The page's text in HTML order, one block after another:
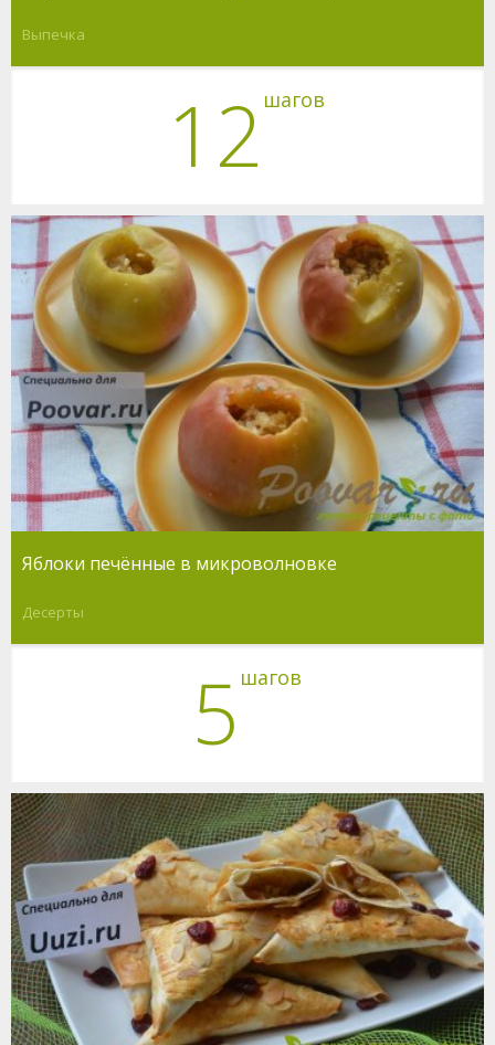
Выпечка
12 шагов
Яблоки печённые в микроволновке
Десерты
5 шагов